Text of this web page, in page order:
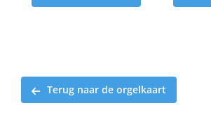
Terug naar de orgelkaart